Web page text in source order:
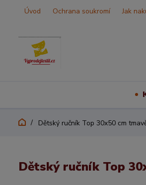
Úvod Ochrana soukromí Jak
Dětský ručník Top 30x50 cm
Dětský ručník Top